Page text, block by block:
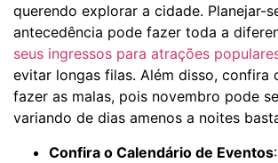
querendo explorar a cidade. Planejar-
antecedência pode fazer toda a
seus ingressos para atrações
evitar longas filas. Além disso, confira
fazer as malas, pois novembro pode
variando de dias amenos a noites
Confira o Calendário de Eventos